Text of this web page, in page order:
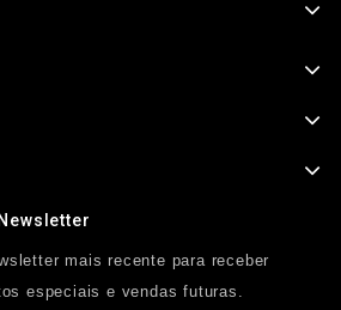
mais recente para receber
especiais e vendas futuras.